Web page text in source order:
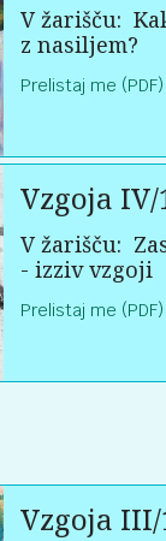
V žarišču:
z nasiljem?
Prelistaj me (PDF)
Vzgoja IV/
V žarišču:
- izziv vzgoji
Prelistaj me (PDF)
Vzgoja III/